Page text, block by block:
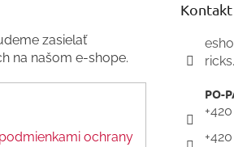
zasielať
na našom e-shope.
podmienkami ochrany
Kontakt